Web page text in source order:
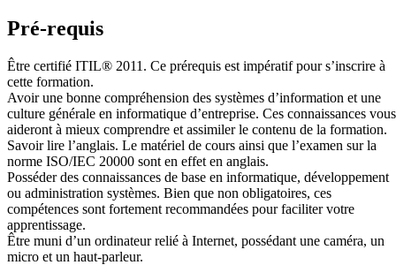
Pré-requis
Être certifié ITIL® 2011. Ce prérequis est impératif pour s’inscrire à
cette formation.
Avoir une bonne compréhension des systèmes d’information et une
culture générale en informatique d’entreprise. Ces connaissances vous
aideront à mieux comprendre et assimiler le contenu de la formation.
Savoir lire l’anglais. Le matériel de cours ainsi que l’examen sur la
norme ISO/IEC 20000 sont en effet en anglais.
Posséder des connaissances de base en informatique, développement
ou administration systèmes. Bien que non obligatoires, ces
compétences sont fortement recommandées pour faciliter votre
apprentissage.
Être muni d’un ordinateur relié à Internet, possédant une caméra, un
micro et un haut-parleur.